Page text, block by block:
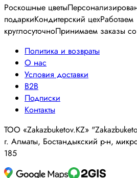
Роскошные цветы
подаркиКондитерский цехРаботаем
круглосуточноПринимаем заказы
Политика и возвраты
О нас
Условия доставки
B2B
Подписки
Контакты
ТОО «Zakazbuketov.KZ»
г. Алматы, Бостандыкский р-н,
185